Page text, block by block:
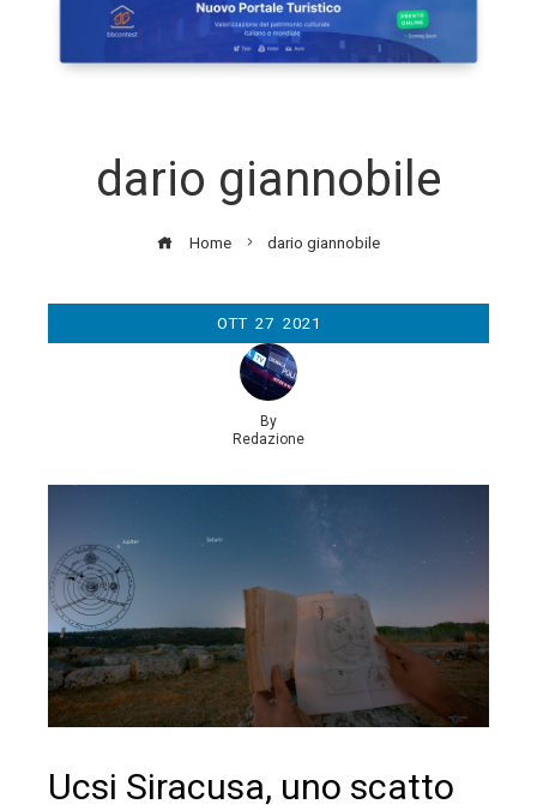
dario giannobile
Home dario giannobile
OTT 27 2021
By
Redazione
Ucsi Siracusa, uno scatto